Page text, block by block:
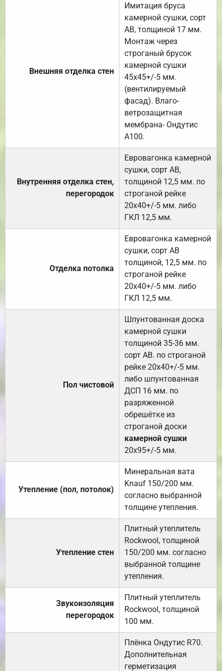
Внешняя отделка стен
Имитация бруса
камерной сушки, сорт
АВ, толщиной 17 мм.
Монтаж через
строганый брусок
камерной сушки
45х45+/-5 мм.
(вентилируемый
фасад). Влаго-
ветрозащитная
мембрана- Ондутис
А100.
Внутренняя отделка стен,
перегородок
Евровагонка камерной
сушки, сорт АВ,
толщиной 12,5 мм. по
строганой рейке
20х40+/-5 мм. либо
ГКЛ 12,5 мм.
Отделка потолка
Евровагонка камерной
сушки, сорт АВ
толщиной, 12,5 мм. по
строганой рейке
20х40+/-5 мм. либо
ГКЛ 12,5 мм.
Пол чистовой
Шпунтованная доска
камерной сушки
толщиной 35-36 мм.
сорт АВ. по строганой
рейке 20х40+/-5 мм.
либо шпунтованная
ДСП 16 мм. по
разряженной
обрешётке из
строганой доски
камерной сушки
20х95+/-5 мм.
Утепление (пол, потолок)
Минеральная вата
Knauf 150/200 мм.
согласно выбранной
толщине утепления.
Утепление стен
Плитный утеплитель
Rockwool, толщиной
150/200 мм. согласно
выбранной толщине
утепления.
Звукоизоляция
перегородок
Плитный утеплитель
Rockwool, толщиной
100 мм.
Плёнка Ондутис R70.
Дополнительная
герметизация